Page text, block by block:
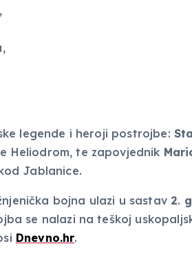
legende i heroji postrojbe:
Heliodrom, te zapovjednik
Jablanice.
bojna ulazi u sastav 2.
se nalazi na teškoj
Dnevno.hr.